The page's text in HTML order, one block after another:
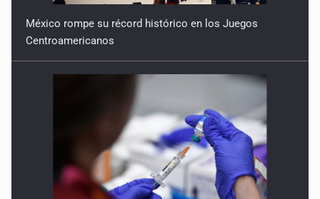
México rompe su récord histórico en los Juegos
Centroamericanos